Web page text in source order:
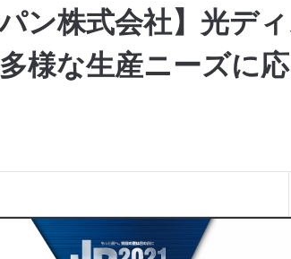
ン株式会社】光ディ
様な生産ニーズに